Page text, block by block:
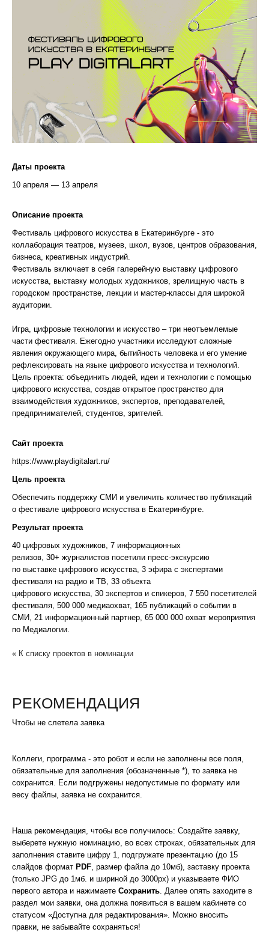
Даты проекта
10 апреля — 13 апреля
Описание проекта
Фестиваль цифрового искусства в Екатеринбурге - это
коллаборация театров, музеев, школ, вузов, центров образования,
бизнеса, креативных индустрий.
Фестиваль включает в себя галерейную выставку цифрового
искусства, выставку молодых художников, зрелищную часть в
городском пространстве, лекции и мастер-классы для широкой
аудитории.
Игра, цифровые технологии и искусство – три неотъемлемые
части фестиваля. Ежегодно участники исследуют сложные
явления окружающего мира, бытийность человека и его умение
рефлексировать на языке цифрового искусства и технологий.
Цель проекта: объединить людей, идеи и технологии с помощью
цифрового искусства, создав открытое пространство для
взаимодействия художников, экспертов, преподавателей,
предпринимателей, студентов, зрителей.
Сайт проекта
https://www.playdigitalart.ru/
Цель проекта
Обеспечить поддержку СМИ и увеличить количество публикаций
о фестивале цифрового искусства в Екатеринбурге.
Результат проекта
40 цифровых художников, 7 информационных
релизов, 30+ журналистов посетили пресс-экскурсию
по выставке цифрового искусства, 3 эфира с экспертами
фестиваля на радио и ТВ, 33 объекта
цифрового искусства, 30 экспертов и спикеров, 7 550 посетителей
фестиваля, 500 000 медиаохват, 165 публикаций о событии в
СМИ, 21 информационный партнер, 65 000 000 охват мероприятия
по Медиалогии.
« К списку проектов в номинации
РЕКОМЕНДАЦИЯ
Чтобы не слетела заявка
Коллеги, программа - это робот и если не заполнены все поля,
обязательные для заполнения (обозначенные *), то заявка не
сохранится. Если подгружены недопустимые по формату или
весу файлы, заявка не сохранится.
Наша рекомендация, чтобы все получилось: Создайте заявку,
выберете нужную номинацию, во всех строках, обязательных для
заполнения ставите цифру 1, подгружате презентацию (до 15
слайдов формат PDF, размер файла до 10мб), заставку проекта
(только JPG до 1мб. и шириной до 3000px) и указываете ФИО
первого автора и нажимаете Сохранить. Далее опять заходите в
раздел мои заявки, она должна появиться в вашем кабинете со
статусом «Доступна для редактирования». Можно вносить
правки, не забывайте сохраняться!